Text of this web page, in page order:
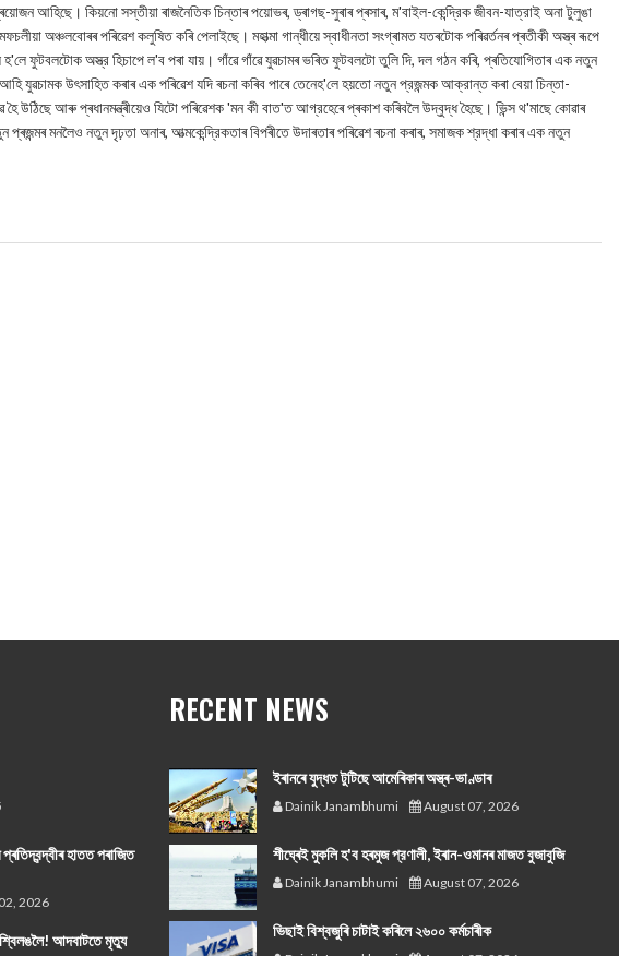
আহিছে। কিয়নো সস্তীয়া ৰাজনৈতিক চিন্তাৰ পয়োভৰ, ড্ৰাগছ-সুৰাৰ প্ৰসাৰ, ম'বাইল-কেন্দ্রিক জীবন-যাত্রাই অনা টুলুঙা
অঞ্চলবোৰৰ পৰিৱেশ কলুষিত কৰি পেলাইছে। মহাত্মা গান্ধীয়ে স্বাধীনতা সংগ্ৰামত যতৰটোক পৰিৱৰ্তনৰ প্ৰতীকী অস্ত্ৰ ৰূপে
ফুটবলটোক অস্ত্র হিচাপে ল'ব পৰা যায়। গাঁৱে গাঁৱে যুৱচামৰ ভৰিত ফুটবলটো তুলি দি, দল গঠন কৰি, প্ৰতিযোগিতাৰ এক নতুন
যুৱচামক উৎসাহিত কৰাৰ এক পৰিৱেশ যদি ৰচনা কৰিব পাৰে তেনেহ'লে হয়তো নতুন প্রজন্মক আক্রান্ত কৰা বেয়া চিন্তা-
হৈ উঠিছে আৰু প্ৰধানমন্ত্ৰীয়েও যিটো পৰিৱেশক 'মন কী বাত'ত আগ্রহেৰে প্ৰকাশ কৰিবলৈ উদ্বুদ্ধ হৈছে। ভিন্স থ'মাছে কোৱাৰ
মনলৈও নতুন দৃঢ়তা অনাৰ, আত্মকেন্দ্রিকতাৰ বিপৰীতে উদাৰতাৰ পৰিৱেশ ৰচনা কৰাৰ, সমাজক শ্রদ্ধা কৰাৰ এক নতুন
হাতত পৰাজিত
2026
শ্বিলঙলৈ! আদবাটতে মৃত্যু
RECENT NEWS
ইৰানৰে যুদ্ধত টুটিছে আমেৰিকাৰ অস্ত্ৰ-ভাণ্ডাৰ
Dainik Janambhumi August 07, 2026
শীঘ্ৰেই মুকলি হ'ব হৰমুজ প্রণালী, ইৰান-ওমানৰ মাজত বুজাবুজি
Dainik Janambhumi August 07, 2026
ভিছাই বিশ্বজুৰি চাটাই কৰিলে ২৬০০ কৰ্মচাৰীক